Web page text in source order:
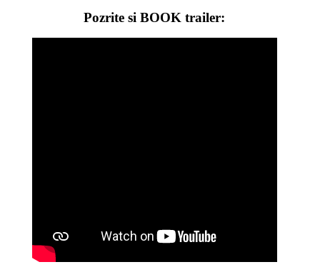
Pozrite si BOOK trailer: